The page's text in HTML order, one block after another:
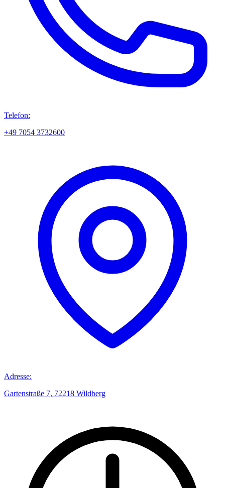
Telefon:
+49 7054 3732600
Adresse:
Gartenstraße 7, 72218 Wildberg